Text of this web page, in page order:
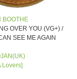
BOOTHE
OVER YOU (VG+) /
SEE ME AGAIN
Lovers]